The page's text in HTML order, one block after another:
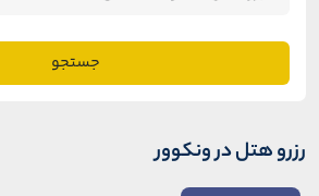
جستجو
رزرو هتل در ونکوور